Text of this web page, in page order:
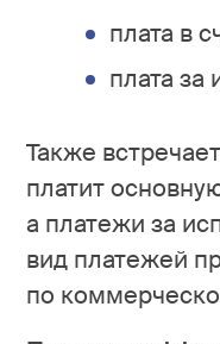
плата в
плата за
Также
платит
а платежи за
вид платежей
по